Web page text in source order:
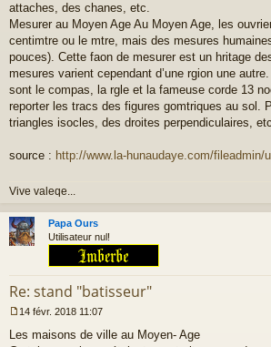
attaches, des chanes, etc.
Mesurer au Moyen Age Au Moyen Age, les
centimtre ou le mtre, mais des mesures
pouces). Cette faon de mesurer est un hritage
mesures varient cependant d’une rgion une
sont le compas, la rgle et la fameuse corde 13
reporter les tracs des figures gomtriques au sol.
triangles isocles, des droites perpendiculaires, etc
source : http://www.la-hunaudaye.com/fileadmin/
Vive valeqe...
Papa Ours
Utilisateur nul!
Re: stand "batisseur"
e
14 févr. 2018 11:07
Les maisons de ville au Moyen- Age